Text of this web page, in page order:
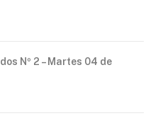
Nº 2 – Martes 04 de